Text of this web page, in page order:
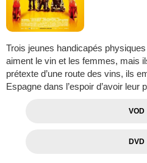
Trois jeunes handicapés physiques
aiment le vin et les femmes, mais
prétexte d’une route des vins, ils
Espagne dans l’espoir d’avoir
VOD
DVD